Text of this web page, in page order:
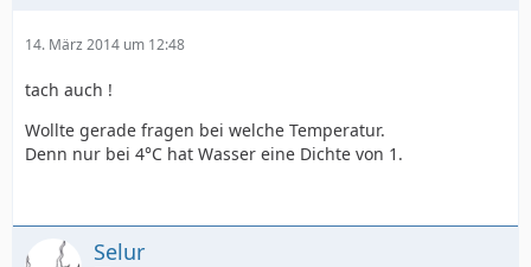
14. März 2014 um 12:48
tach auch !
Wollte gerade fragen bei welche Temperatur.
Denn nur bei 4°C hat Wasser eine Dichte von 1.
Selur